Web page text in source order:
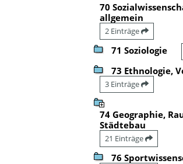
70
allgemein
2 Einträge
71 Soziologie
73 Ethnologie,
3 Einträge
74 Geographie,
Städtebau
21 Einträge
76